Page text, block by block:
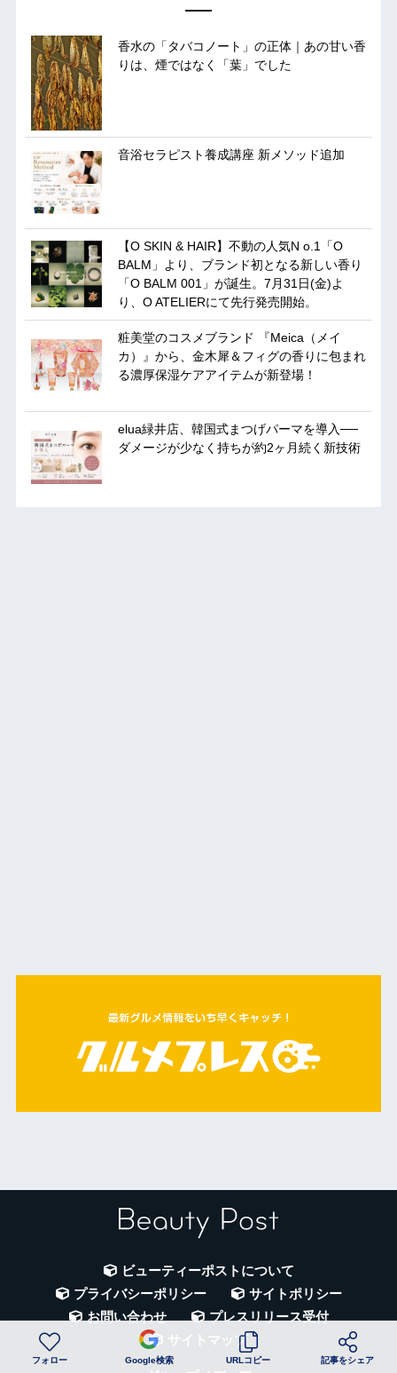
香水の「タバコノート」の正体｜あの甘い香
りは、煙ではなく「葉」でした
音浴セラピスト養成講座 新メソッド追加
【O SKIN & HAIR】不動の人気N o.1「O
BALM」より、ブランド初となる新しい香り
「O BALM 001」が誕生。7月31日(金)よ
り、O ATELIERにて先行発売開始。
粧美堂のコスメブランド 『Meica（メイ
カ）』から、金木犀＆フィグの香りに包まれ
る濃厚保湿ケアアイテムが新登場！
elua緑井店、韓国式まつげパーマを導入──
ダメージが少なく持ちが約2ヶ月続く新技術
ビューティーポストについて
プライバシーポリシー
サイトポリシー
お問い合わせ
プレスリリース受付
サイトマップ
フォロー Google検索 URLコピー 記事をシェア